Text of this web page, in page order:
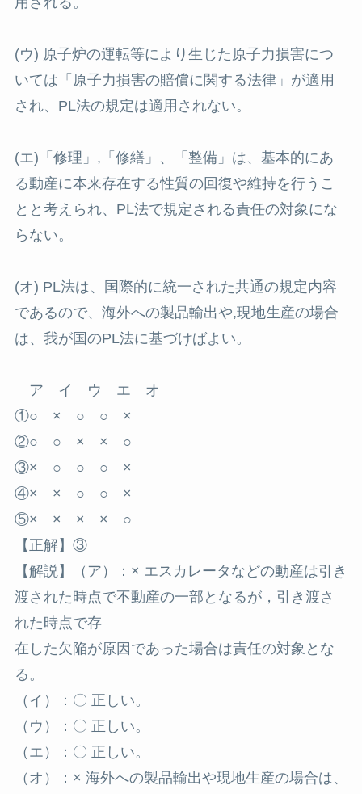
(ウ) 原子炉の運転等により生じた原子力損害につ
いては「原子力損害の賠償に関する法律」が適用
され、PL法の規定は適用されない。
(エ)「修理」,「修繕」、「整備」は、基本的にあ
る動産に本来存在する性質の回復や維持を行うこ
とと考えられ、PL法で規定される責任の対象にな
らない。
(オ) PL法は、国際的に統一された共通の規定内容
であるので、海外への製品輸出や,現地生産の場合
は、我が国のPL法に基づけばよい。
ア イ ウ エ オ
①○ × ○ ○ ×
②○ ○ × × ○
③× ○ ○ ○ ×
④× × ○ ○ ×
⑤× × × × ○
【正解】③
【解説】（ア）：× エスカレータなどの動産は引き
渡された時点で不動産の一部となるが，引き渡さ
れた時点で存
在した欠陥が原因であった場合は責任の対象とな
る。
（イ）：〇 正しい。
（ウ）：〇 正しい。
（エ）：〇 正しい。
（オ）：× 海外への製品輸出や現地生産の場合は、